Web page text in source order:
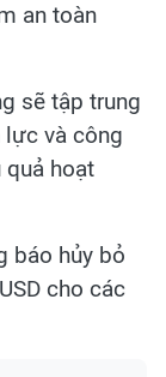
an toàn
sẽ tập trung
lực và công
quả hoạt
báo hủy bỏ
cho các